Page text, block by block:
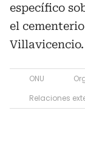
específico
el
Villavicencio.
ONU
Relaciones